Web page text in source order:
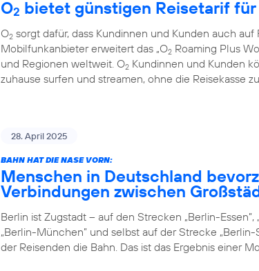
O2 bietet günstigen Reisetarif
O2 sorgt dafür, dass Kundinnen und Kunden auch
Mobilfunkanbieter erweitert das „O2 Roaming Plus
und Regionen weltweit. O2 Kundinnen und Kunden
zuhause surfen und streamen, ohne die Reisekasse
28. April 2025
BAHN HAT DIE NASE VORN:
Menschen in Deutschland
Verbindungen zwischen
Berlin ist Zugstadt – auf den Strecken „Berlin-Essen”,
„Berlin-München” und selbst auf der Strecke
der Reisenden die Bahn. Das ist das Ergebnis einer